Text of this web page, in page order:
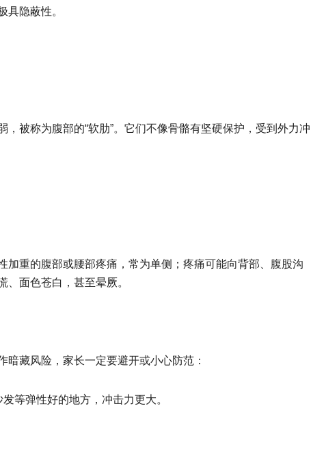
具隐蔽性。
被称为腹部的“软肋”。它们不像骨骼有坚硬保护，受到外力冲
重的腹部或腰部疼痛，常为单侧；疼痛可能向背部、腹股沟
面色苍白，甚至晕厥。
藏风险，家长一定要避开或小心防范：
等弹性好的地方，冲击力更大。